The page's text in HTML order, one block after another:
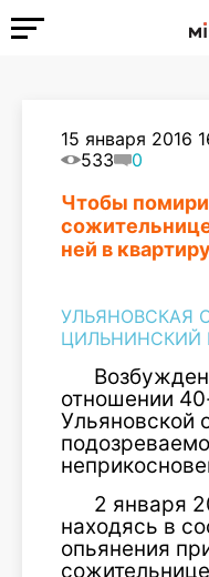
15 января 2016
533
0
Чтобы
ней в квартиру
УЛЬЯНОВСКАЯ
ЦИЛЬНИНСКИЙ
отношении
Ульяновской
2 января
находясь в
опьянения